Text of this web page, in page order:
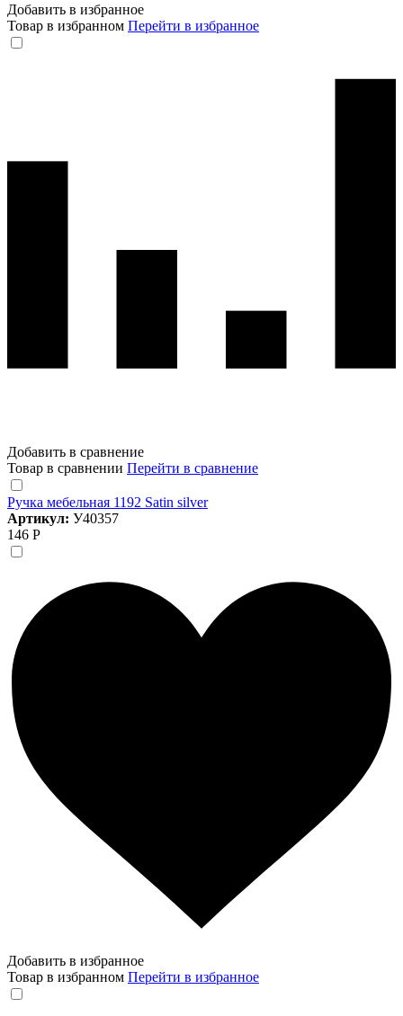
Добавить в избранное
Товар в избранном Перейти в избранное
Добавить в сравнение
Товар в сравнении Перейти в сравнение
Ручка мебельная 1192 Satin silver
Артикул: У40357
146 Р
Добавить в избранное
Товар в избранном Перейти в избранное